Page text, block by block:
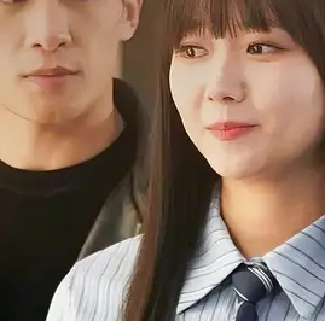
ibunya, Ayu Ramadhani ubah
ke lingkaran Tuan Muda Rizky
baru, ia mulai rencana balas
kebenaran di balik kematian
Romansa Pertumbuhan Wanita